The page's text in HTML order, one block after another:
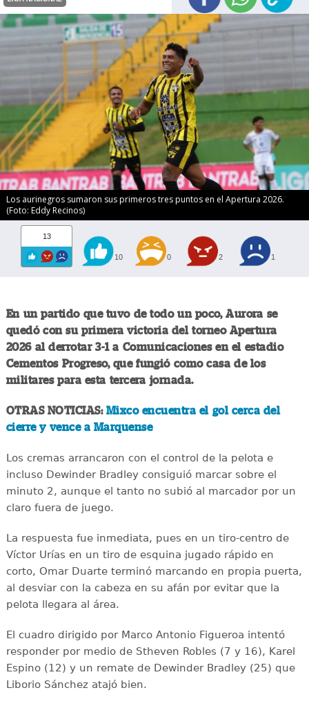
Los aurinegros sumaron sus primeros tres puntos en el Apertura 2026.
(Foto: Eddy Recinos)
13
10 0 2 1
En un partido que tuvo de todo un poco, Aurora se
quedó con su primera victoria del torneo Apertura
2026 al derrotar 3-1 a Comunicaciones en el estadio
Cementos Progreso, que fungió como casa de los
militares para esta tercera jornada.
OTRAS NOTICIAS: Mixco encuentra el gol cerca del
cierre y vence a Marquense
Los cremas arrancaron con el control de la pelota e
incluso Dewinder Bradley consiguió marcar sobre el
minuto 2, aunque el tanto no subió al marcador por un
claro fuera de juego.
La respuesta fue inmediata, pues en un tiro-centro de
Víctor Urías en un tiro de esquina jugado rápido en
corto, Omar Duarte terminó marcando en propia puerta,
al desviar con la cabeza en su afán por evitar que la
pelota llegara al área.
El cuadro dirigido por Marco Antonio Figueroa intentó
responder por medio de Stheven Robles (7 y 16), Karel
Espino (12) y un remate de Dewinder Bradley (25) que
Liborio Sánchez atajó bien.